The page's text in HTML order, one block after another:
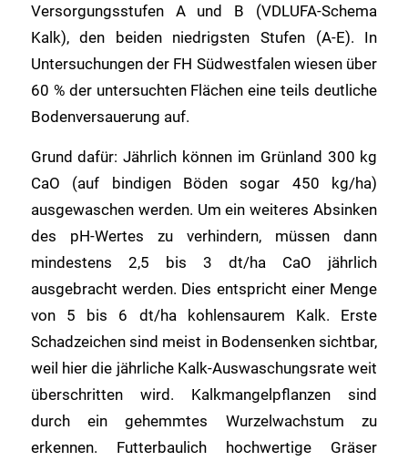
Versorgungsstufen A und B (VDLUFA-Schema
Kalk), den beiden niedrigsten Stufen (A-E). In
Untersuchungen der FH Südwestfalen wiesen über
60 % der untersuchten Flächen eine teils deutliche
Bodenversauerung auf.
Grund dafür: Jährlich können im Grünland 300 kg
CaO (auf bindigen Böden sogar 450 kg/ha)
ausgewaschen werden. Um ein weiteres Absinken
des pH-Wertes zu verhindern, müssen dann
mindestens 2,5 bis 3 dt/ha CaO jährlich
ausgebracht werden. Dies entspricht einer Menge
von 5 bis 6 dt/ha kohlensaurem Kalk. Erste
Schadzeichen sind meist in Bodensenken sichtbar,
weil hier die jährliche Kalk-Auswaschungsrate weit
überschritten wird. Kalkmangelpflanzen sind
durch ein gehemmtes Wurzelwachstum zu
erkennen. Futterbaulich hochwertige Gräser